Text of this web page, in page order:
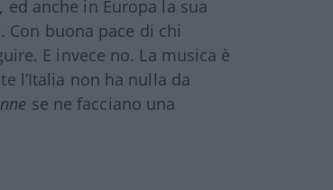
, ed anche in Europa la sua
Con buona pace di chi
E invece no. La musica è
l’Italia non ha nulla da
se ne facciano una